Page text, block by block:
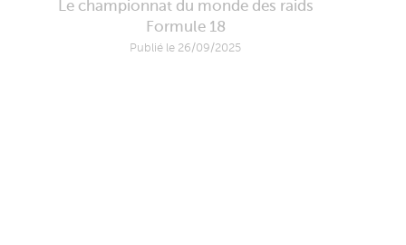
Le championnat du monde des raids
Formule 18
Publié le 26/09/2025